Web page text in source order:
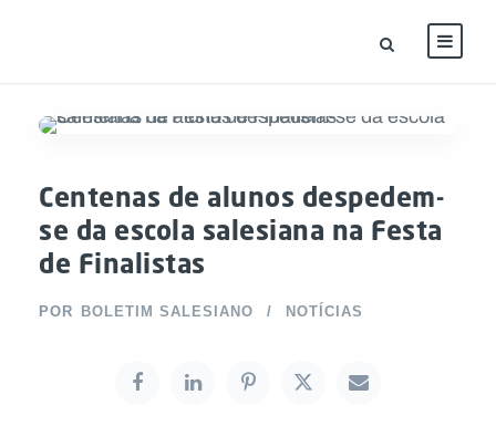
Centenas de alunos despedem-
se da escola salesiana na Festa
de Finalistas
POR BOLETIM SALESIANO NOTÍCIAS